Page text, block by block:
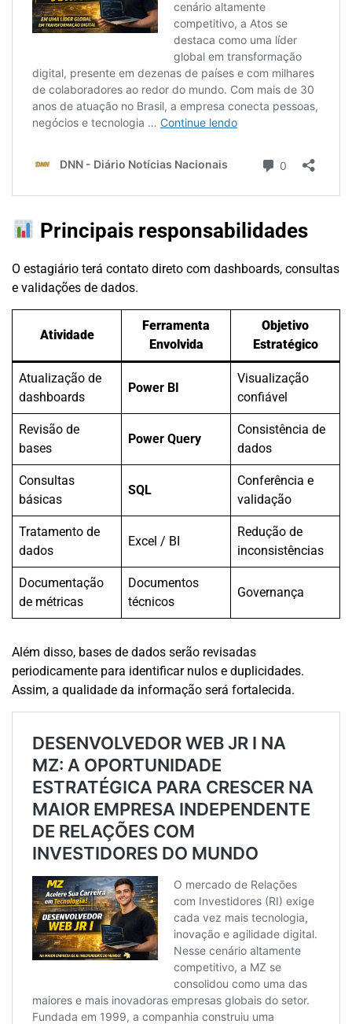
Principais responsabilidades
O estagiário terá contato direto com dashboards, consultas
e validações de dados.
Atividade
Ferramenta
Envolvida
Objetivo
Estratégico
Atualização de
dashboards
Power BI
Visualização
confiável
Revisão de
bases
Power Query
Consistência de
dados
Consultas
básicas
SQL
Conferência e
validação
Tratamento de
dados
Excel / BI
Redução de
inconsistências
Documentação
de métricas
Documentos
técnicos
Governança
Além disso, bases de dados serão revisadas
periodicamente para identificar nulos e duplicidades.
Assim, a qualidade da informação será fortalecida.